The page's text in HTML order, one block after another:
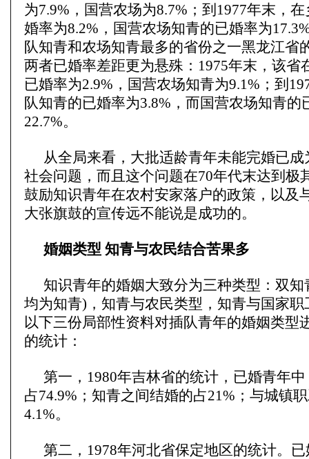
为7.9%，国营农场为8.7%；到1977年末，
婚率为8.2%，国营农场知青的已婚率为
队知青和农场知青最多的省份之一黑龙江省
两者已婚率差距更为悬殊：1975年末，该省
已婚率为2.9%，国营农场知青为9.1%；到
队知青的已婚率为3.8%，而国营农场知青的
22.7%。
从全局来看，大批适龄青年未能完婚已
社会问题，而且这个问题在70年代末达到极
鼓励知识青年在农村安家落户的政策，以及
大张旗鼓的宣传远不能说是成功的。
婚姻类型 知青与农民结合苦果多
知识青年的婚姻大致分为三种类型：双
均为知青)，知青与农民类型，知青与国家
以下三份局部性资料对插队青年的婚姻类型
的统计：
第一，1980年吉林省的统计，已婚青年
占74.9%；知青之间结婚的占21%；与城镇
4.1%。
第二，1978年河北省保定地区的统计。